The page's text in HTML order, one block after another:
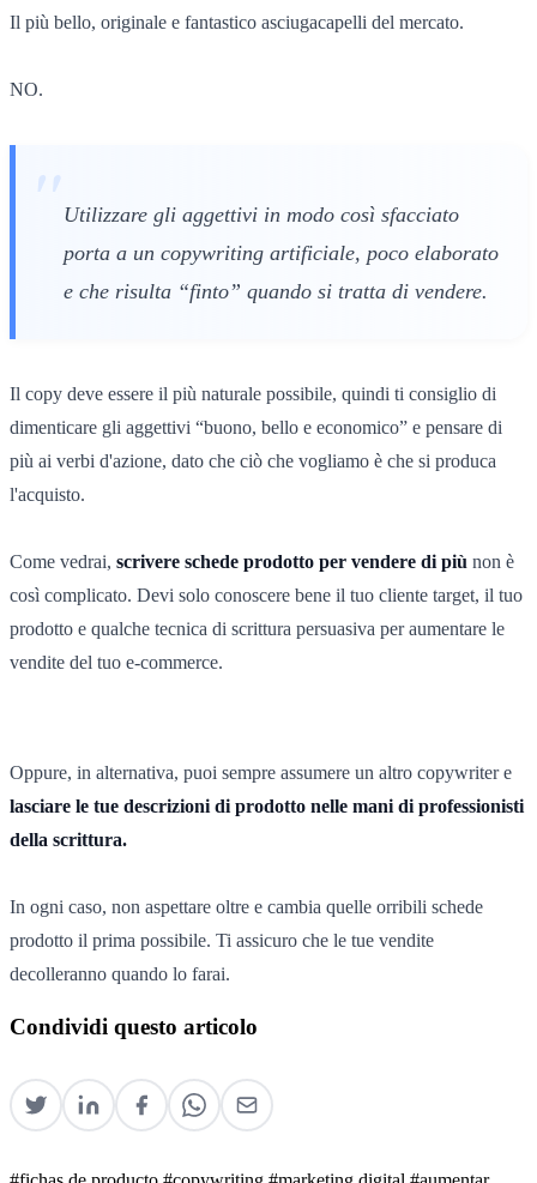
Il più bello, originale e fantastico asciugacapelli del mercato.
NO.
Utilizzare gli aggettivi in modo così sfacciato
porta a un copywriting artificiale, poco elaborato
e che risulta “finto” quando si tratta di vendere.
Il copy deve essere il più naturale possibile, quindi ti consiglio di
dimenticare gli aggettivi “buono, bello e economico” e pensare di
più ai verbi d'azione, dato che ciò che vogliamo è che si produca
l'acquisto.
Come vedrai, scrivere schede prodotto per vendere di più non è
così complicato. Devi solo conoscere bene il tuo cliente target, il tuo
prodotto e qualche tecnica di scrittura persuasiva per aumentare le
vendite del tuo e-commerce.
Oppure, in alternativa, puoi sempre assumere un altro copywriter e
lasciare le tue descrizioni di prodotto nelle mani di professionisti
della scrittura.
In ogni caso, non aspettare oltre e cambia quelle orribili schede
prodotto il prima possibile. Ti assicuro che le tue vendite
decolleranno quando lo farai.
Condividi questo articolo